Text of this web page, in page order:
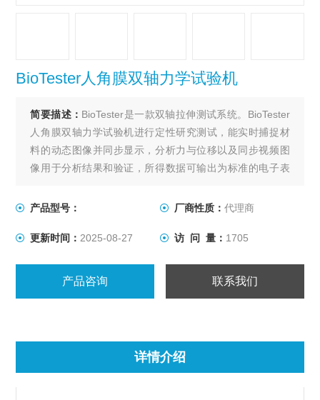
BioTester人角膜双轴力学试验机
简要描述： BioTester是一款双轴拉伸测试系统。BioTester
人角膜双轴力学试验机进行定性研究测试，能实时捕捉材
料的动态图像并同步显示，分析力与位移以及同步视频图
像用于分析结果和验证，所得数据可输出为标准的电子表
X、Y轴处于同一个平面上，能对平面组织进行单轴或双轴
等轴双向加载都很容易规定。夹具可选多种测量模式。
产品型号： 厂商性质： 代理商
更新时间： 2025-08-27 访 问 量： 1705
产品咨询 联系我们
详情介绍